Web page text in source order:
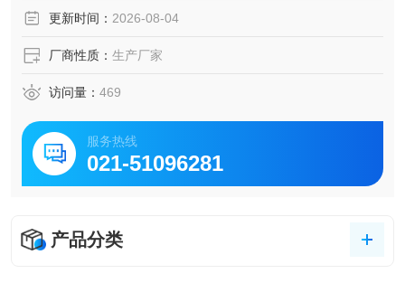
更新时间： 2026-08-04
厂商性质： 生产厂家
访问量： 469
服务热线
021-51096281
产品分类